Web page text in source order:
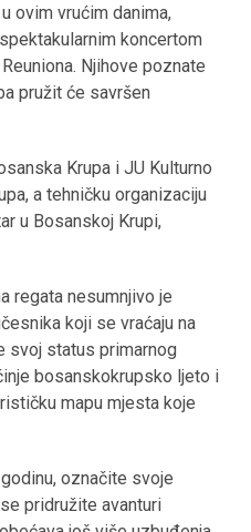
ovim vrućim danima,
koncertom
Njihove poznate
pružit će savršen
Krupa i JU Kulturno
a tehničku organizaciju
u Bosanskoj Krupi,
regata nesumnjivo je
koji se vraćaju na
svoj status primarnog
bosanskokrupsko ljeto i
mapu mjesta koje
označite svoje
pridružite avanturi